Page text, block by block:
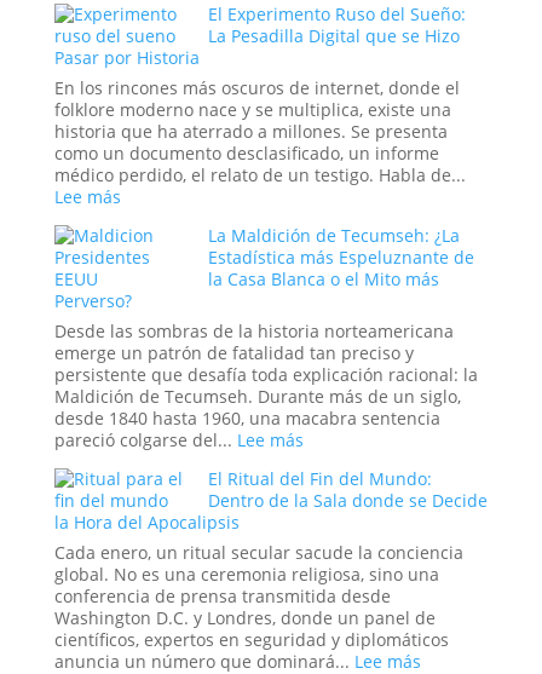
de
Negro
Cristal
y
Engaño:
Los
Cráneos
que
Espantaron
Ciencia
y
Sedujeron
la
Nueva
Era
El Experimento Ruso del Sueño:
La Pesadilla Digital que se Hizo
Pasar por Historia
En los rincones más oscuros de internet, donde el
folklore moderno nace y se multiplica, existe una
historia que ha aterrado a millones. Se presenta
como un documento desclasificado, un informe
médico perdido, el relato de un testigo. Habla de...
Lee más:
Experimento
Ruso
Sueño:
La
Pesadilla
Digital
que
se
Hizo
Pasar
por
Historia
La Maldición de Tecumseh: ¿La
Estadística más Espeluznante de
la Casa Blanca o el Mito más
Perverso?
Desde las sombras de la historia norteamericana
emerge un patrón de fatalidad tan preciso y
persistente que desafía toda explicación racional: la
Maldición de Tecumseh. Durante más de un siglo,
desde 1840 hasta 1960, una macabra sentencia
pareció colgarse del... Lee más:
Maldición
de
¿La
Estadística
más
Espeluznante
de
la
El Ritual del Fin del Mundo:
Dentro de la Sala donde se Decide
la Hora del Apocalipsis
Cada enero, un ritual secular sacude la conciencia
global. No es una ceremonia religiosa, sino una
conferencia de prensa transmitida desde
Washington D.C. y Londres, donde un panel de
científicos, expertos en seguridad y diplomáticos
anuncia un número que dominará... Lee más: